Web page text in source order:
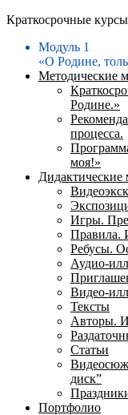
Краткосрочные
Модуль 1
«О Родине,
Методические
Родине.»
процесса.
моя!»
Дидактические
Игры.
Правила.
Ребусы.
Аудио-
Видео-
Тексты
Авторы.
Статьи
диск”
Портфолио